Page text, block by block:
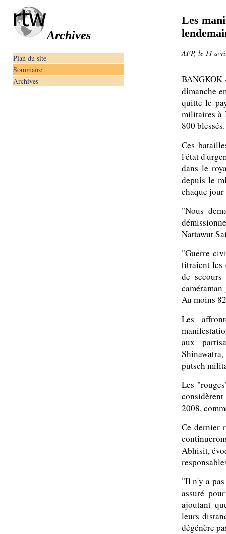
Archives
Plan du site
Sommaire
Archives
Les
AFP, le 11
dimanche
quitte le
militaires à
800 blessés.
Ces
l'état
dans le
depuis le
chaque
"Nous
Nattawut
"Guerre
titraient les
de
Au moins
Les
aux
putsch
Les
2008,
Ce dernier
Abhisit,
"Il n'y a
assuré
ajoutant
leurs
dégénère